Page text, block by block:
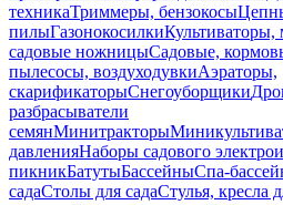
техникаТриммеры, бензокосы
пилыГазонокосилкиКультиваторы,
садовые ножницыСадовые,
пылесосы, воздуходувкиАэраторы,
скарификаторыСнегоуборщики
разбрасыватели
семянМинитракторы
давленияНаборы садового
пикникБатутыБассейныСпа-
садаСтолы для садаСтулья, кресла